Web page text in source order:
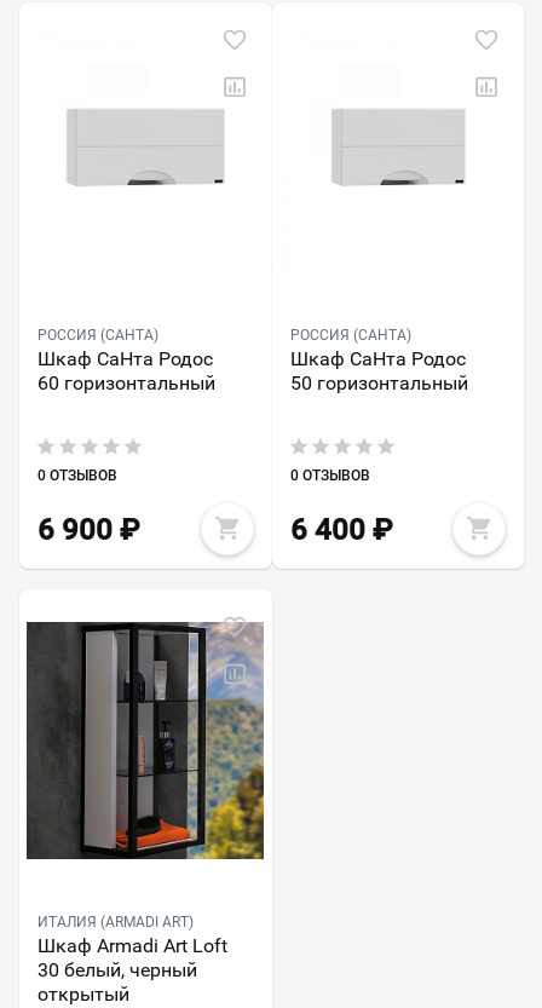
РОССИЯ (САНТА)
Шкаф СаНта Родос
60 горизонтальный
0 ОТЗЫВОВ
6 900 ₽
РОССИЯ (САНТА)
Шкаф СаНта Родос
50 горизонтальный
0 ОТЗЫВОВ
6 400₽
ИТАЛИЯ (ARMADI ART)
Шкаф Armadi Art Loft
30 белый, черный
открытый